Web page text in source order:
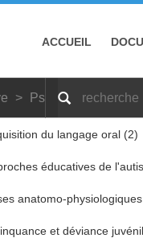
ACCUEIL
Psychologie
du langage oral (2)
éducatives de
anatomo-
et déviance